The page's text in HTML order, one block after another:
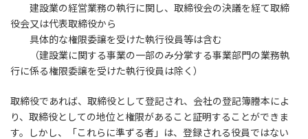
建設業の経営業務の執行に関し、取締役会の決議を経て取締
役会又は代表取締役から
具体的な権限委譲を受けた執行役員等は含む
（建設業に関する事業の一部のみ分掌する事業部門の業務執
行に係る権限委譲を受けた執行役員は除く）
取締役であれば、取締役として登記され、会社の登記簿謄本によ
り、取締役としての地位と権限があること証明することができま
す。しかし、「これらに準ずる者」は、登録される役員ではない